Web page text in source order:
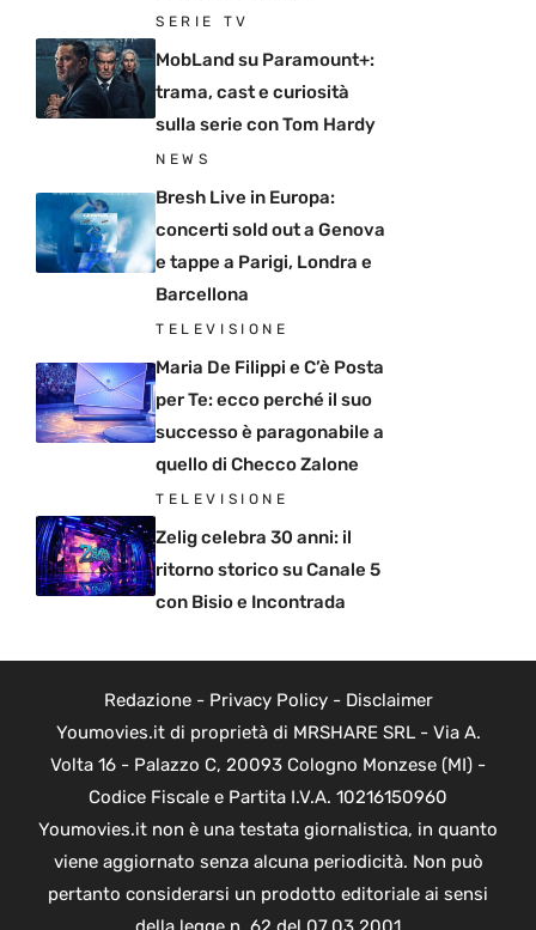
SERIE TV
MobLand su Paramount+:
trama, cast e curiosità
sulla serie con Tom Hardy
NEWS
Bresh Live in Europa:
concerti sold out a Genova
e tappe a Parigi, Londra e
Barcellona
TELEVISIONE
Maria De Filippi e C’è Posta
per Te: ecco perché il suo
successo è paragonabile a
quello di Checco Zalone
TELEVISIONE
Zelig celebra 30 anni: il
ritorno storico su Canale 5
con Bisio e Incontrada
Redazione- Privacy Policy- Disclaimer
Youmovies.it di proprietà di MRSHARE SRL - Via A.
Volta 16 - Palazzo C, 20093 Cologno Monzese (MI) -
Codice Fiscale e Partita I.V.A. 10216150960
Youmovies.it non è una testata giornalistica, in quanto
viene aggiornato senza alcuna periodicità. Non può
pertanto considerarsi un prodotto editoriale ai sensi